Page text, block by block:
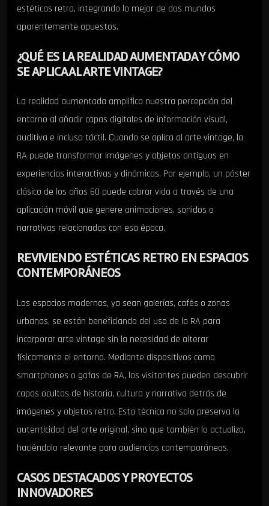
estéticas retro, integrando lo mejor de dos mundos
aparentemente opuestos.
¿QUÉ ES LA REALIDAD AUMENTADA Y CÓMO
SE APLICA AL ARTE VINTAGE?
La realidad aumentada amplifica nuestra percepción del
entorno al añadir capas digitales de información visual,
auditiva e incluso táctil. Cuando se aplica al arte vintage, la
RA puede transformar imágenes y objetos antiguos en
experiencias interactivas y dinámicas. Por ejemplo, un póster
clásico de los años 60 puede cobrar vida a través de una
aplicación móvil que genere animaciones, sonidos o
narrativas relacionadas con esa época.
REVIVIENDO ESTÉTICAS RETRO EN ESPACIOS
CONTEMPORÁNEOS
Los espacios modernos, ya sean galerías, cafés o zonas
urbanas, se están beneficiando del uso de la RA para
incorporar arte vintage sin la necesidad de alterar
físicamente el entorno. Mediante dispositivos como
smartphones o gafas de RA, los visitantes pueden descubrir
capas ocultas de historia, cultura y narrativa detrás de
imágenes y objetos retro. Esta técnica no solo preserva la
autenticidad del arte original, sino que también lo actualiza,
haciéndolo relevante para audiencias contemporáneas.
CASOS DESTACADOS Y PROYECTOS
INNOVADORES